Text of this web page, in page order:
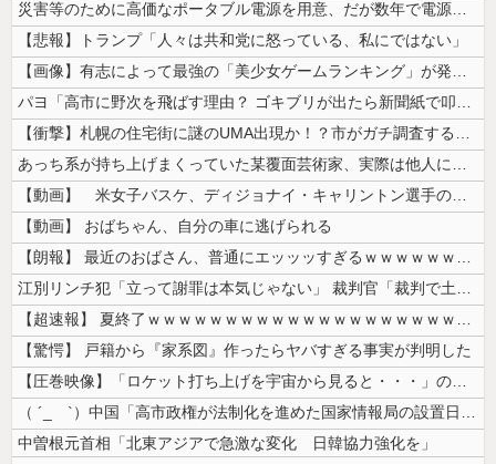
災害等のために高価なポータブル電源を用意、だが数年で電源すら入らなくな...
【悲報】トランプ「人々は共和党に怒っている、私にではない」
【画像】有志によって最強の「美少女ゲームランキング」が発表！!！ あの...
パヨ「高市に野次を飛ばす理由？ ゴキブリが出たら新聞紙で叩くでしょ。そ...
【衝撃】札幌の住宅街に謎のUMA出現か！？市がガチ調査するも「クマの痕...
あっち系が持ち上げまくっていた某覆面芸術家、実際は他人に迷惑をかけまく...
【動画】 米女子バスケ、ディジョナイ・キャリントン選手の余りにあからさ...
【動画】 おばちゃん、自分の車に逃げられる
【朗報】 最近のおばさん、普通にエッッッすぎるｗｗｗｗｗｗｗｗｗｗ
江別リンチ犯「立って謝罪は本気じゃない」 裁判官「裁判で土下座してない...
【超速報】 夏終了ｗｗｗｗｗｗｗｗｗｗｗｗｗｗｗｗｗｗｗｗｗｗｗｗｗｗ...
【驚愕】 戸籍から『家系図』作ったらヤバすぎる事実が判明した
【圧巻映像】「ロケット打ち上げを宇宙から見ると・・・」の動画が衝撃的
（ ´_ゝ`）中国「高市政権が法制化を進めた国家情報局の設置日が7月3...
中曽根元首相「北東アジアで急激な変化 日韓協力強化を」